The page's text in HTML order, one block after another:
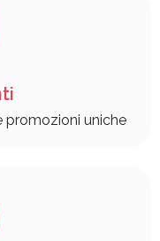
promozioni uniche